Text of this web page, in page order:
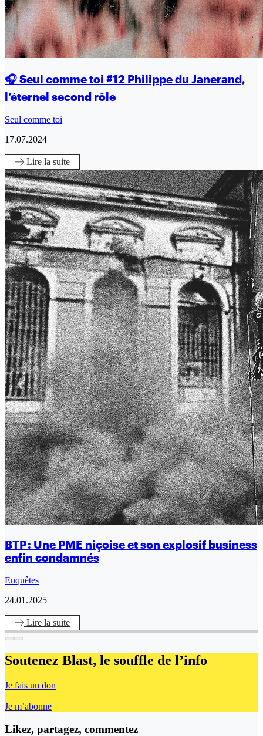
🎧 Seul comme toi #12 Philippe du Janerand,
l’éternel second rôle
Seul comme toi
17.07.2024
Lire la suite
BTP : Une PME niçoise et son explosif business
enfin condamnés
Enquêtes
24.01.2025
Lire la suite
Soutenez Blast, le souffle de l’info
Je fais un don
Je m’abonne
Likez, partagez, commentez